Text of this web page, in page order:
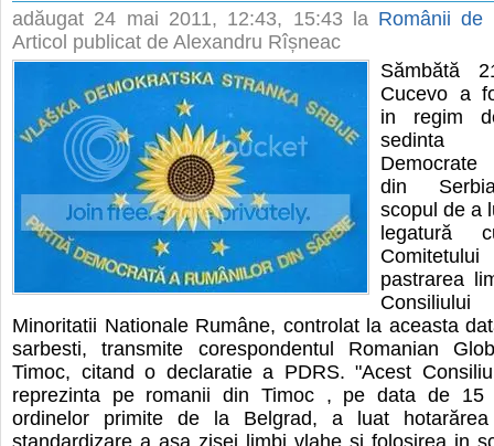
adăugat 24 mai 2011, 12:43, 15:43 la Românii de
Articol publicat de Alexandru Rîșneac
Sămbătă
Cucevo a
in regim
sedinta
din
scopul de a
legatură
pastrarea
Minoritatii Nationale Rumâne, controlat la aceasta
sarbesti, transmite corespondentul Romanian
Timoc, citand o declaratie a PDRS. "Acest
reprezinta pe romanii din Timoc , pe data de 15
ordinelor primite de la Belgrad, a luat
standardizare a asa zisei limbi vlahe si folosirea in